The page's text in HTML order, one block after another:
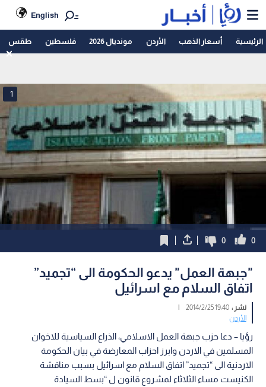
English
الرئيسية أسعار الذهب الأردن مونديال 2026 فلسطين طقس
1
0
0
"جبهة العمل" يدعو الحكومة الى “تجميد”
اتفاق السلام مع اسرائيل
نشر :19:40 2014/2/25
|
الأردن
رؤيا – دعا حزب جبهة العمل الاسلامي، الذراع السياسية للاخوان
المسلمين في الاردن وابرز احزاب المعارضة في بيان الحكومة
الاردنية الى “تجميد” اتفاق السلام مع اسرائيل بسبب مناقشة
الكنيست مساء الثلاثاء لمشروع قانون ل “بسط السيادة